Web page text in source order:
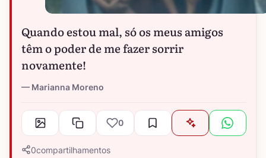
Quando estou mal, só os meus amigos
têm o poder de me fazer sorrir
novamente!
Marianna Moreno
0
0compartilhamentos